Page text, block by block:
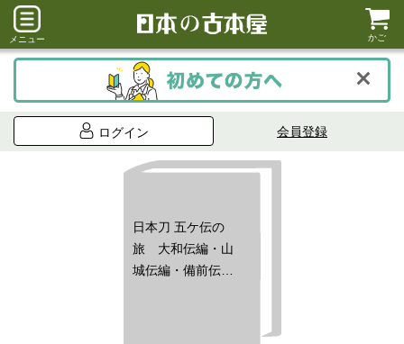
メニュー かご
ログイン 会員登録
日本刀 五ケ伝の
旅 大和伝編・山
城伝編・備前伝